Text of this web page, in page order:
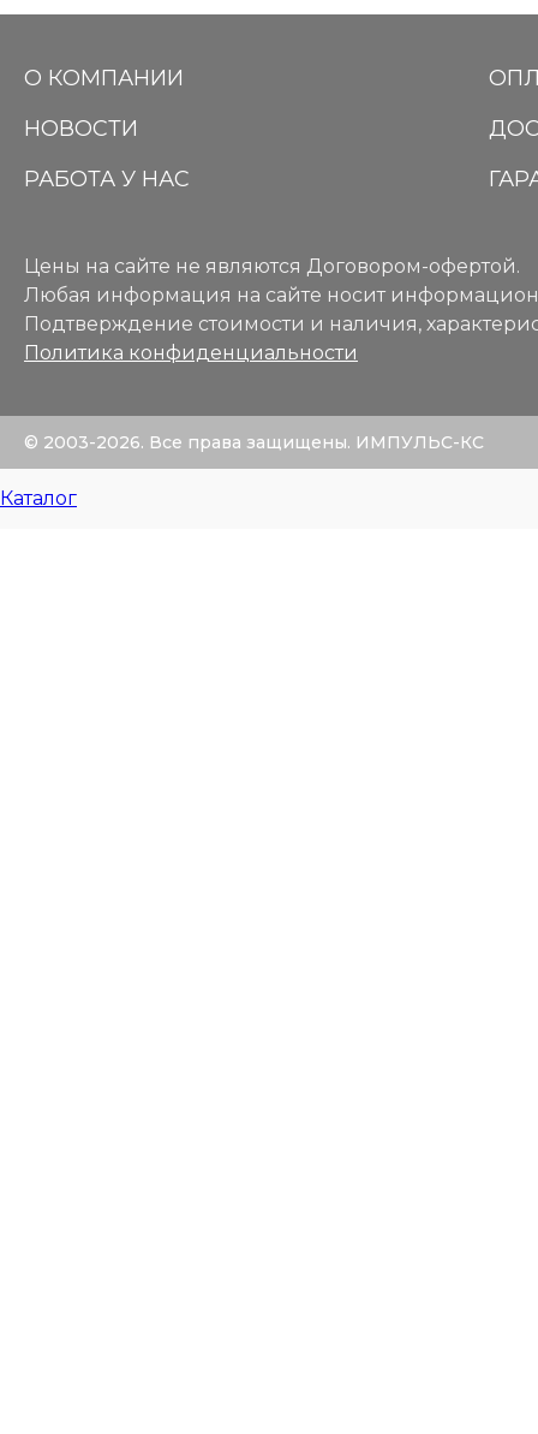
О КОМПАНИИ
НОВОСТИ
РАБОТА У НАС
Цены на сайте не являются Договором-офертой.
Любая информация на сайте носит
Подтверждение стоимости и наличия,
Политика конфиденциальности
© 2003-2026. Все права защищены. ИМПУЛЬС-КС
Каталог